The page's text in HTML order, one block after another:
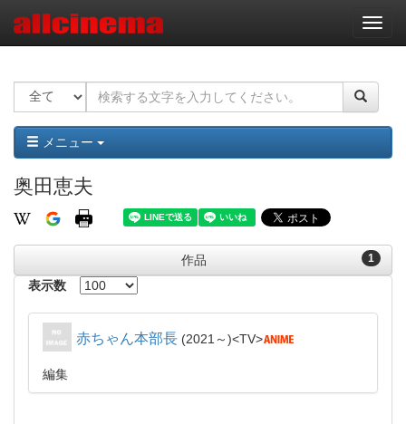
ナ
ビ
ー
ョ
ン
メニュー
奥田恵夫
1
作品
表示数
赤ちゃん本部長 2021～ TV
編集